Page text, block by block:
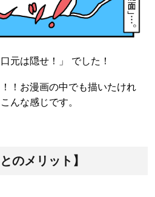
元は隠せ！」 でした！
！お漫画の中でも描いたけれ
んな感じです。
のメリット】